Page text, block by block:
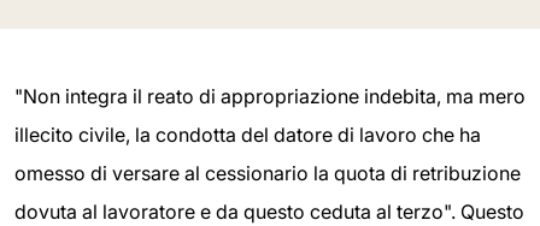
"Non integra il reato di appropriazione indebita, ma mero
illecito civile, la condotta del datore di lavoro che ha
omesso di versare al cessionario la quota di retribuzione
dovuta al lavoratore e da questo ceduta al terzo". Questo